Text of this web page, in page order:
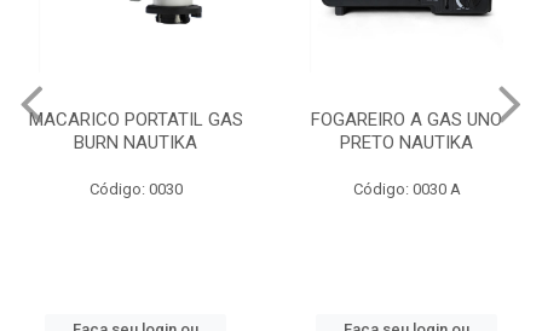
MACARICO PORTATIL GAS
BURN NAUTIKA
Código: 0030
FOGAREIRO A GAS UNO
PRETO NAUTIKA
Código: 0030 A